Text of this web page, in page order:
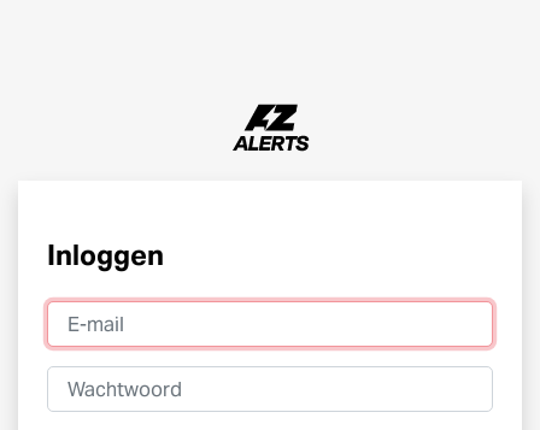
Inloggen
E-mail
Wachtwoord